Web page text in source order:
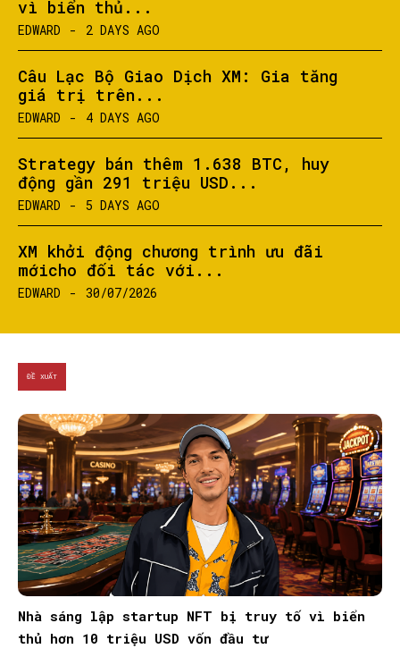
vì biển thủ...
EDWARD - 2 DAYS AGO
Câu Lạc Bộ Giao Dịch XM: Gia tăng
giá trị trên...
EDWARD - 4 DAYS AGO
Strategy bán thêm 1.638 BTC, huy
động gần 291 triệu USD...
EDWARD - 5 DAYS AGO
XM khởi động chương trình ưu đãi
mớicho đối tác với...
EDWARD - 30/07/2026
ĐỀ XUẤT
Nhà sáng lập startup NFT bị truy tố vì biển
thủ hơn 10 triệu USD vốn đầu tư